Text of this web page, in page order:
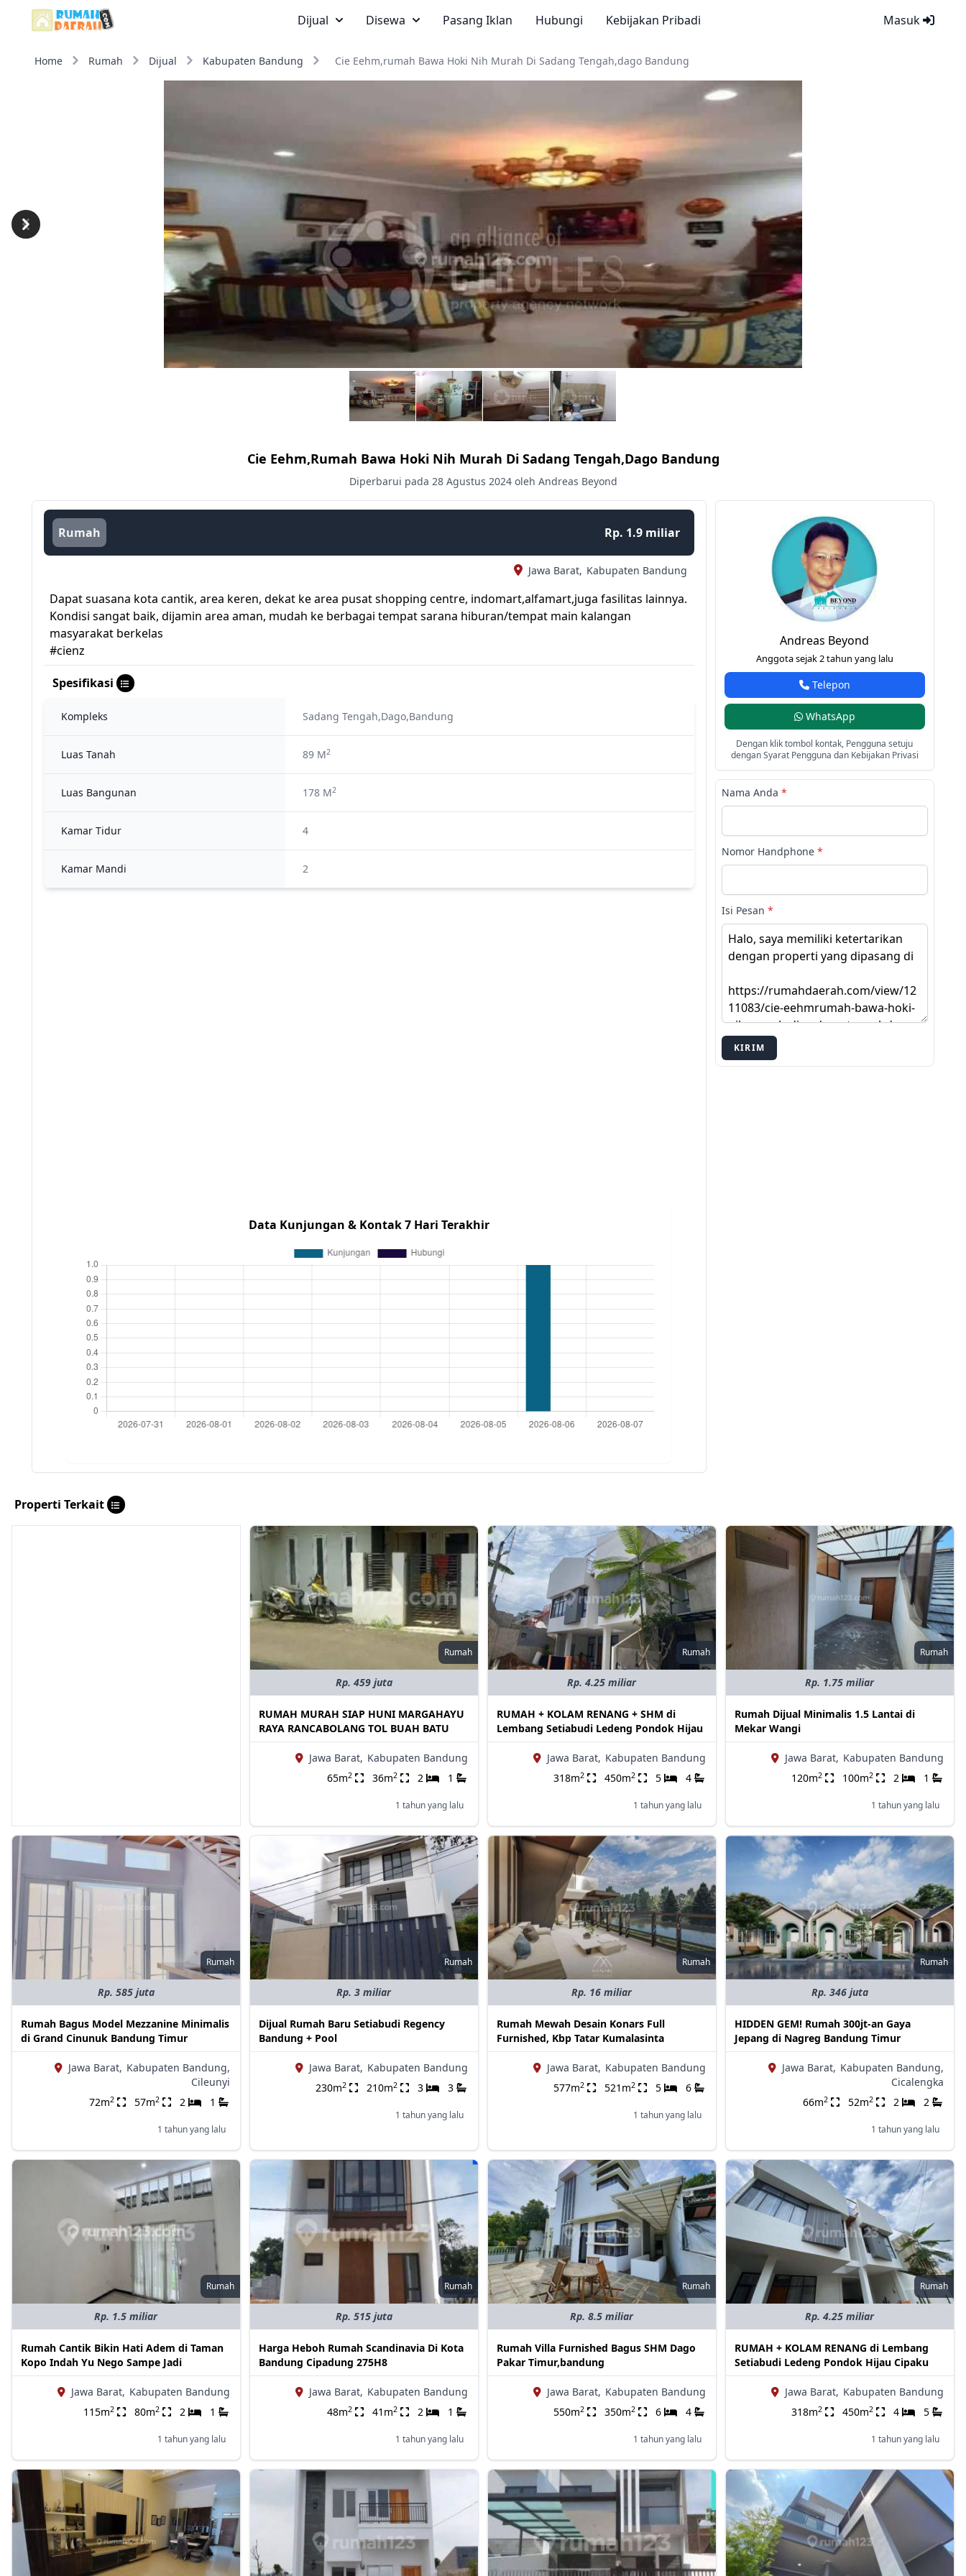
Masuk
Dijual Disewa Pasang Iklan Hubungi Kebijakan Pribadi
Home Rumah Dijual Kabupaten Bandung Cie Eehm,rumah Bawa Hoki Nih Murah Di Sadang Tengah,dago Bandung
Previous
Next
Cie Eehm,rumah Bawa Hoki Nih Murah Di Sadang Tengah,dago Bandung
Diperbarui pada 28 Agustus 2024 oleh Andreas Beyond
Rumah Rp. 1.9 miliar
Jawa Barat, Kabupaten Bandung
Dapat suasana kota cantik, area keren, dekat ke area pusat shopping centre, indomart,alfamart,juga fasilitas lainnya.
Kondisi sangat baik, dijamin area aman, mudah ke berbagai tempat sarana hiburan/tempat main kalangan
masyarakat berkelas
#cienz
Spesifikasi
Kompleks Sadang Tengah,Dago,Bandung
Luas Tanah 89 M2
Luas Bangunan 178 M2
Kamar Tidur 4
Kamar Mandi 2
Data Kunjungan & Kontak 7 Hari Terakhir
Andreas Beyond
Anggota sejak 2 tahun yang lalu
Telepon
WhatsApp
Dengan klik tombol kontak, Pengguna setuju
dengan Syarat Pengguna dan Kebijakan Privasi
Nama Anda *
Nomor Handphone *
Isi Pesan *
KIRIM
Properti Terkait
Rumah
Rp. 459 juta
RUMAH MURAH SIAP HUNI MARGAHAYU
RAYA RANCABOLANG TOL BUAH BATU
Jawa Barat, Kabupaten Bandung
65m2 36m2 2 1
1 tahun yang lalu
Rumah
Rp. 4.25 miliar
RUMAH + KOLAM RENANG + SHM di
Lembang Setiabudi Ledeng Pondok Hijau
Jawa Barat, Kabupaten Bandung
318m2 450m2 5 4
1 tahun yang lalu
Rumah
Rp. 1.75 miliar
Rumah Dijual Minimalis 1.5 Lantai di
Mekar Wangi
Jawa Barat, Kabupaten Bandung
120m2 100m2 2 1
1 tahun yang lalu
Rumah
Rp. 585 juta
Rumah Bagus Model Mezzanine Minimalis
di Grand Cinunuk Bandung Timur
Jawa Barat, Kabupaten Bandung,
Cileunyi
72m2 57m2 2 1
1 tahun yang lalu
Rumah
Rp. 3 miliar
Dijual Rumah Baru Setiabudi Regency
Bandung + Pool
Jawa Barat, Kabupaten Bandung
230m2 210m2 3 3
1 tahun yang lalu
Rumah
Rp. 16 miliar
Rumah Mewah Desain Konars Full
Furnished, Kbp Tatar Kumalasinta
Jawa Barat, Kabupaten Bandung
577m2 521m2 5 6
1 tahun yang lalu
Rumah
Rp. 346 juta
HIDDEN GEM! Rumah 300jt-an Gaya
Jepang di Nagreg Bandung Timur
Jawa Barat, Kabupaten Bandung,
Cicalengka
66m2 52m2 2 2
1 tahun yang lalu
Rumah
Rp. 1.5 miliar
Rumah Cantik Bikin Hati Adem di Taman
Kopo Indah Yu Nego Sampe Jadi
Jawa Barat, Kabupaten Bandung
115m2 80m2 2 1
1 tahun yang lalu
Rumah
Rp. 515 juta
Harga Heboh Rumah Scandinavia Di Kota
Bandung Cipadung 275H8
Jawa Barat, Kabupaten Bandung
48m2 41m2 2 1
1 tahun yang lalu
Rumah
Rp. 8.5 miliar
Rumah Villa Furnished Bagus SHM Dago
Pakar Timur,bandung
Jawa Barat, Kabupaten Bandung
550m2 350m2 6 4
1 tahun yang lalu
Rumah
Rp. 4.25 miliar
RUMAH + KOLAM RENANG di Lembang
Setiabudi Ledeng Pondok Hijau Cipaku
Jawa Barat, Kabupaten Bandung
318m2 450m2 4 5
1 tahun yang lalu